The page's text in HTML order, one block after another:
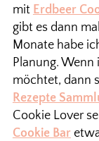
mit Erdbeer
gibt es dann
Monate habe
Planung.
möchtet, dann
Rezepte
Cookie Lover
Cookie Bar